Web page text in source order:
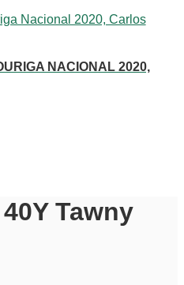
NACIONAL 2020,
Tawny